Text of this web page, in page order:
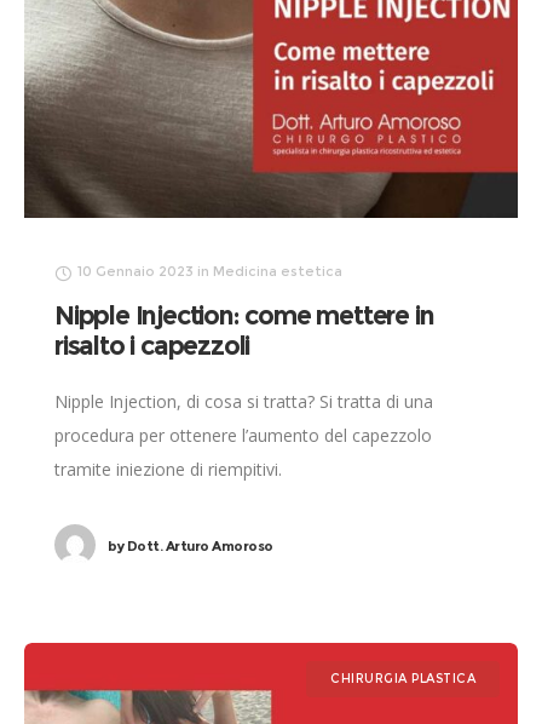
10 Gennaio 2023 in Medicina estetica
Nipple Injection: come mettere in
risalto i capezzoli
Nipple Injection, di cosa si tratta? Si tratta di una
procedura per ottenere l’aumento del capezzolo
tramite iniezione di riempitivi.
byDott. Arturo Amoroso
CHIRURGIA PLASTICA